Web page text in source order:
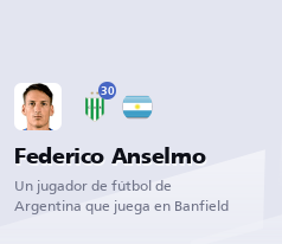
30
Federico Anselmo
Un jugador de fútbol de
Argentina que juega en Banfield